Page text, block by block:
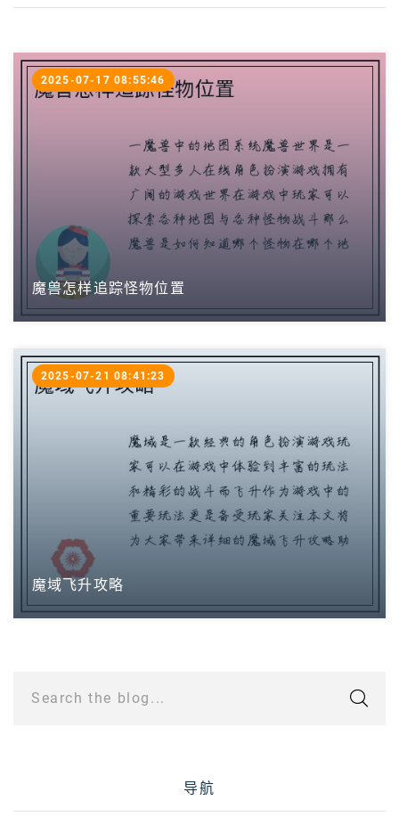
魔兽怎样追踪怪物位置
2025-07-17 08:55:46
魔域飞升攻略
2025-07-21 08:41:23
Search the blog...
导航